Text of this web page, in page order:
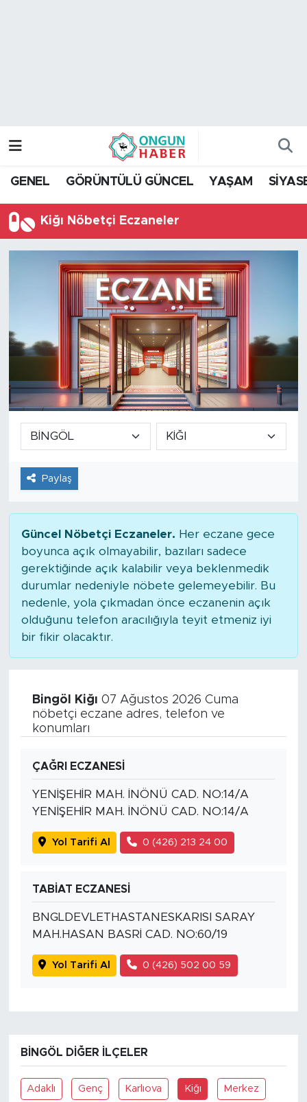
GENEL GÖRÜNTÜLÜ GÜNCEL YAŞAM
Kiğı Nöbetçi Eczaneler
Paylaş
Güncel Nöbetçi Eczaneler. Her eczane gece
boyunca açık olmayabilir, bazıları sadece
gerektiğinde açık kalabilir veya beklenmedik
durumlar nedeniyle nöbete gelemeyebilir. Bu
nedenle, yola çıkmadan önce eczanenin açık
olduğunu telefon aracılığıyla teyit etmeniz iyi
bir fikir olacaktır.
Bingöl Kiğı 07 Ağustos 2026 Cuma
nöbetçi eczane adres, telefon ve
konumları
ÇAĞRI ECZANESİ
YENİŞEHİR MAH. İNÖNÜ CAD. NO:14/A
YENİŞEHİR MAH. İNÖNÜ CAD. NO:14/A
Yol Tarifi Al 0 (426) 213 24 00
TABİAT ECZANESİ
BNGLDEVLETHASTANESKARISI SARAY
MAH.HASAN BASRİ CAD. NO:60/19
Yol Tarifi Al 0 (426) 502 00 59
BINGÖL DIĞER İLÇELER
Adaklı Genç Karlıova Kiğı Merkez
Trafik Durumu
Tüm Manşetler
Son Dakika Haberleri
Haber Arşivi